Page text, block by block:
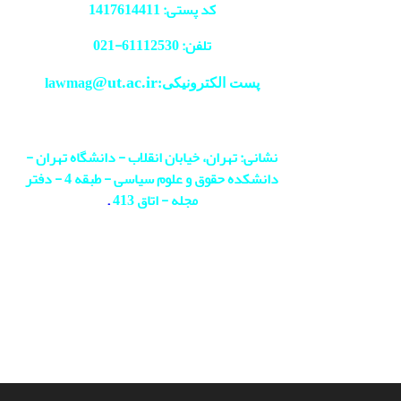
کد پستی: 1417614411
تلفن: 61112530-
021
پست الکترونیکی:lawmag@ut.ac.ir
نشانی: تهران، خیابان انقلاب - دانشگاه تهران -
دانشکده حقوق و علوم سیاسی - طبقه 4 - دفتر
مجله - اتاق 413
.